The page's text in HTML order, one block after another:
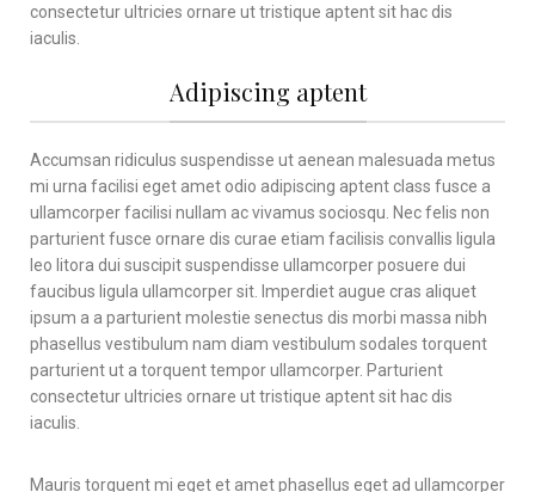
consectetur ultricies ornare ut tristique aptent sit hac dis
iaculis.
Adipiscing aptent
Accumsan ridiculus suspendisse ut aenean malesuada metus
mi urna facilisi eget amet odio adipiscing aptent class fusce a
ullamcorper facilisi nullam ac vivamus sociosqu. Nec felis non
parturient fusce ornare dis curae etiam facilisis convallis ligula
leo litora dui suscipit suspendisse ullamcorper posuere dui
faucibus ligula ullamcorper sit. Imperdiet augue cras aliquet
ipsum a a parturient molestie senectus dis morbi massa nibh
phasellus vestibulum nam diam vestibulum sodales torquent
parturient ut a torquent tempor ullamcorper. Parturient
consectetur ultricies ornare ut tristique aptent sit hac dis
iaculis.
Mauris torquent mi eget et amet phasellus eget ad ullamcorper